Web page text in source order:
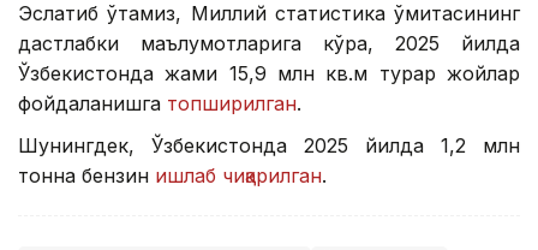
Эслатиб ўтамиз, Миллий статистика қўмитасининг
дастлабки маълумотларига кўра, 2025 йилда
Ўзбекистонда жами 15,9 млн кв.м турар жойлар
фойдаланишга топширилган.
Шунингдек, Ўзбекистонда 2025 йилда 1,2 млн
тонна бензин ишлаб чиқарилган.